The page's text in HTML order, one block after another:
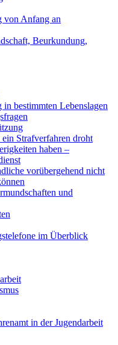
von Anfang an
Beurkundung,
bestimmten Lebenslagen
Strafverfahren droht
haben –
vorübergehend nicht
und
im Überblick
in der Jugendarbeit